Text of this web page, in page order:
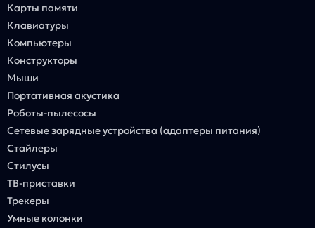
Карты памяти
Клавиатуры
Компьютеры
Конструкторы
Мыши
Портативная акустика
Роботы-пылесосы
Сетевые зарядные устройства (адаптеры питания)
Стайлеры
Стилусы
ТВ-приставки
Трекеры
Умные колонки